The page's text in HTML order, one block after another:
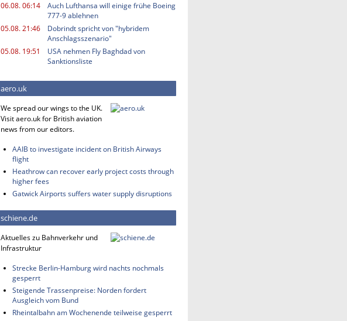
06.08. 06:14
Auch Lufthansa will einige frühe Boeing
777-9 ablehnen
05.08. 21:46
Dobrindt spricht von "hybridem
Anschlagsszenario"
05.08. 19:51
USA nehmen Fly Baghdad von
Sanktionsliste
aero.uk
We spread our wings to the UK.
Visit aero.uk for British aviation
news from our editors.
AAIB to investigate incident on British Airways
flight
Heathrow can recover early project costs through
higher fees
Gatwick Airports suffers water supply disruptions
schiene.de
Aktuelles zu Bahnverkehr und
Infrastruktur
Strecke Berlin-Hamburg wird nachts nochmals
gesperrt
Steigende Trassenpreise: Norden fordert
Ausgleich vom Bund
Rheintalbahn am Wochenende teilweise gesperrt